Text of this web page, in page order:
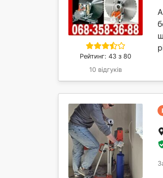
Рейтинг: 43 з 80
10 відгуків